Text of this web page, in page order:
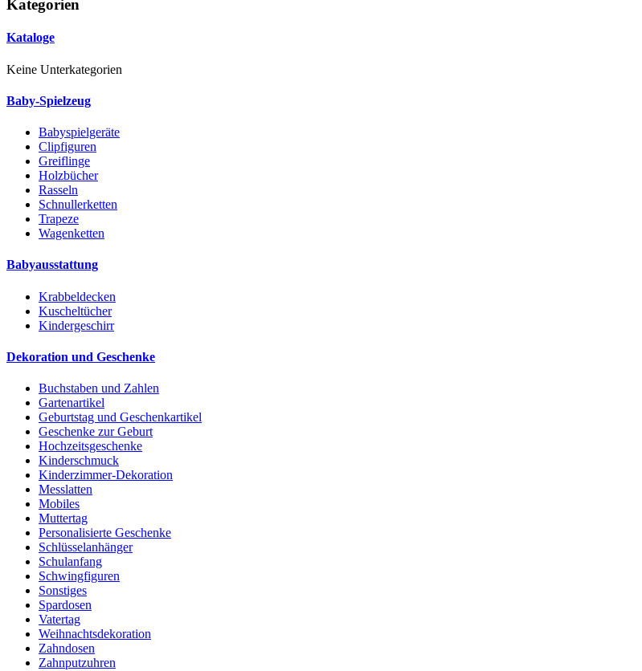
Kategorien
Kataloge
Keine Unterkategorien
Baby-Spielzeug
Babyspielgeräte
Clipfiguren
Greiflinge
Holzbücher
Rasseln
Schnullerketten
Trapeze
Wagenketten
Babyausstattung
Krabbeldecken
Kuscheltücher
Kindergeschirr
Dekoration und Geschenke
Buchstaben und Zahlen
Gartenartikel
Geburtstag und Geschenkartikel
Geschenke zur Geburt
Hochzeitsgeschenke
Kinderschmuck
Kinderzimmer-Dekoration
Messlatten
Mobiles
Muttertag
Personalisierte Geschenke
Schlüsselanhänger
Schulanfang
Schwingfiguren
Sonstiges
Spardosen
Vatertag
Weihnachtsdekoration
Zahndosen
Zahnputzuhren